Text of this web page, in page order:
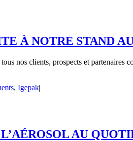
À NOTRE STAND
nos clients, prospects et
, Igepak|
AU